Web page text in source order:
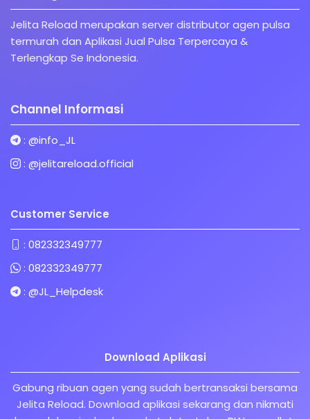
Jelita Reload merupakan server distributor agen pulsa
termurah dan Aplikasi Jual Pulsa Terpercaya &
Terlengkap Se Indonesia.
Channel Informasi
: @info_JL
: @jelitareload.official
Customer Service
: 082332349777
: 082332349777
: @JL_Helpdesk
Download Aplikasi
Gabung ribuan agen yang sudah bertransaksi bersama
Jelita Reload. Download aplikasi sekarang dan nikmati